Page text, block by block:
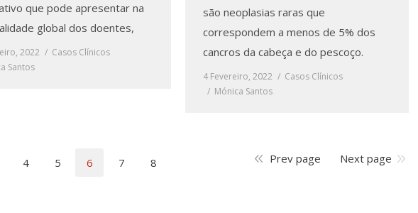
que pode apresentar na
global dos doentes,
2022
Casos Clínicos
Santos
são neoplasias raras que
correspondem a menos de 5% dos
cancros da cabeça e do pescoço.
4 Fevereiro, 2022
Casos Clínicos
Mónica Santos
4 5 6 7 8 Prev page Next page